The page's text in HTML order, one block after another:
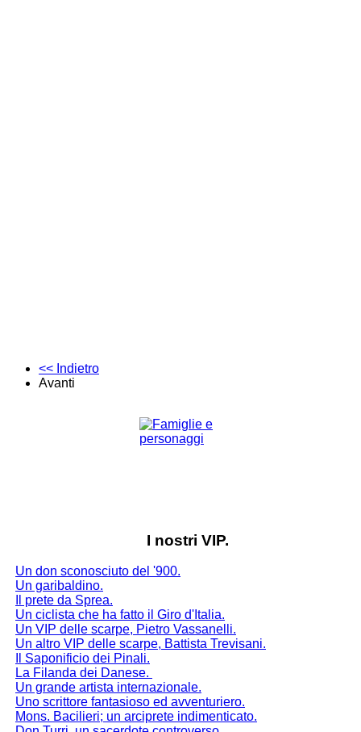
<< Indietro
Avanti
I nostri VIP.
Un don sconosciuto del '900.
Un garibaldino.
Il prete da Sprea.
Un ciclista che ha fatto il Giro d'Italia.
Un VIP delle scarpe, Pietro Vassanelli.
Un altro VIP delle scarpe, Battista Trevisani.
Il Saponificio dei Pinali.
La Filanda dei Danese.
Un grande artista internazionale.
Uno scrittore fantasioso ed avventuriero.
Mons. Bacilieri; un arciprete indimenticato.